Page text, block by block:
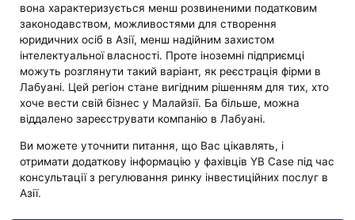
вона характеризується менш розвиненими податковим
законодавством, можливостями для створення
юридичних осіб в Азії, менш надійним захистом
інтелектуальної власності. Проте іноземні підприємці
можуть розглянути такий варіант, як реєстрація фірми в
Лабуані. Цей регіон стане вигідним рішенням для тих, хто
хоче вести свій бізнес у Малайзії. Ба більше, можна
віддалено зареєструвати компанію в Лабуані.
Ви можете уточнити питання, що Вас цікавлять, і
отримати додаткову інформацію у фахівців YB Case під час
консультації з регулювання ринку інвестиційних послуг в
Азії.